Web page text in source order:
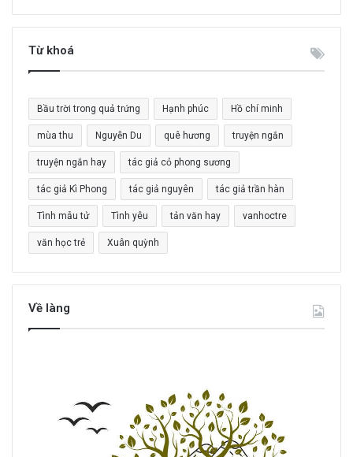
m
k
c
h
o
:
Từ khoá
Bầu trời trong quả trứng Hạnh phúc Hồ chí minh
mùa thu Nguyễn Du quê hương truyện ngắn
truyện ngắn hay tác giả cỏ phong sương
tác giả Kì Phong tác giả nguyên tác giả trần hàn
Tình mẫu tử Tình yêu tản văn hay vanhoctre
văn học trẻ Xuân quỳnh
Về làng